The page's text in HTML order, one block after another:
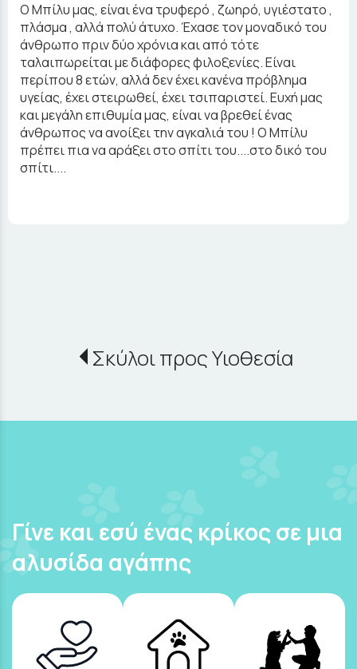
Ο Μπίλυ μας, είναι ένα τρυφερό , ζωηρό, υγιέστατο ,
πλάσμα , αλλά πολύ άτυχο. Έχασε τον μοναδικό του
άνθρωπο πριν δύο χρόνια και από τότε
ταλαιπωρείται με διάφορες φιλοξενίες. Είναι
περίπου 8 ετών, αλλά δεν έχει κανένα πρόβλημα
υγείας, έχει στειρωθεί, έχει τσιπαριστεί. Ευχή μας
και μεγάλη επιθυμία μας, είναι να βρεθεί ένας
άνθρωπος να ανοίξει την αγκαλιά του ! Ο Μπίλυ
πρέπει πια να αράξει στο σπίτι του....στο δικό του
σπίτι....
Σκύλοι προς Υιοθεσία
Γίνε και εσύ ένας κρίκος σε μια
αλυσίδα αγάπης